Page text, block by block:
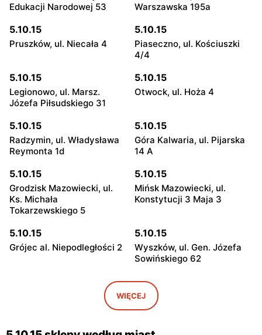
Edukacji Narodowej 53
Warszawska 195a
5.10.15
Pruszków, ul. Niecała 4
5.10.15
Piaseczno, ul. Kościuszki
4/4
5.10.15
Legionowo, ul. Marsz.
Józefa Piłsudskiego 31
5.10.15
Otwock, ul. Hoża 4
5.10.15
Radzymin, ul. Władysława
Reymonta 1d
5.10.15
Góra Kalwaria, ul. Pijarska
14 A
5.10.15
Grodzisk Mazowiecki, ul.
Ks. Michała
Tokarzewskiego 5
5.10.15
Mińsk Mazowiecki, ul.
Konstytucji 3 Maja 3
5.10.15
Grójec al. Niepodległości 2
5.10.15
Wyszków, ul. Gen. Józefa
Sowińskiego 62
Warka, ul. Senatorska 3
5.10.15
Pułtusk, ul. 3 Maja 12
Garwolin, ul. Kościuszki 22c Płońsk, ul. Grunwaldzka 31
WIĘCEJ